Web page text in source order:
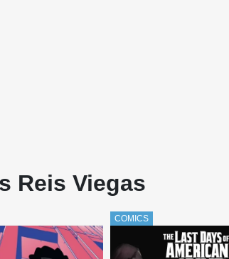
Reis Viegas
COMICS